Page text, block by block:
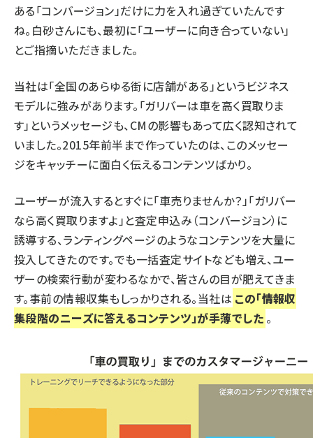
ある「コンバージョン」だけに力を入れ過ぎていたんです
ね。白砂さんにも、最初に「ユーザーに向き合っていない」
とご指摘いただきました。
当社は「全国のあらゆる街に店舗がある」というビジネス
モデルに強みがあります。「ガリバーは車を高く買取りま
す」というメッセージも、CMの影響もあって広く認知されて
いました。2015年前半まで作っていたのは、このメッセー
ジをキャッチーに面白く伝えるコンテンツばかり。
ユーザーが流入するとすぐに「車売りませんか？」「ガリバー
なら高く買取りますよ」と査定申込み（コンバージョン）に
誘導する、ランティングページのようなコンテンツを大量に
投入してきたのです。でも一括査定サイトなども増え、ユー
ザーの検索行動が変わるなかで、皆さんの目が肥えてきま
す。事前の情報収集もしっかりされる。当社は この「情報収
集段階のニーズに答えるコンテンツ」が手薄でした 。